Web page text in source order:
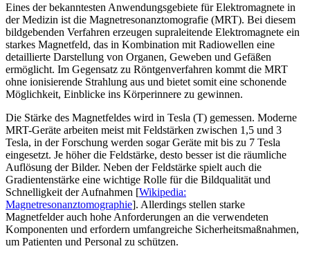
Eines der bekanntesten Anwendungsgebiete für Elektromagnete in
der Medizin ist die Magnetresonanztomografie (MRT). Bei diesem
bildgebenden Verfahren erzeugen supraleitende Elektromagnete ein
starkes Magnetfeld, das in Kombination mit Radiowellen eine
detaillierte Darstellung von Organen, Geweben und Gefäßen
ermöglicht. Im Gegensatz zu Röntgenverfahren kommt die MRT
ohne ionisierende Strahlung aus und bietet somit eine schonende
Möglichkeit, Einblicke ins Körperinnere zu gewinnen.
Die Stärke des Magnetfeldes wird in Tesla (T) gemessen. Moderne
MRT-Geräte arbeiten meist mit Feldstärken zwischen 1,5 und 3
Tesla, in der Forschung werden sogar Geräte mit bis zu 7 Tesla
eingesetzt. Je höher die Feldstärke, desto besser ist die räumliche
Auflösung der Bilder. Neben der Feldstärke spielt auch die
Gradientenstärke eine wichtige Rolle für die Bildqualität und
Schnelligkeit der Aufnahmen [Wikipedia:
Magnetresonanztomographie]. Allerdings stellen starke
Magnetfelder auch hohe Anforderungen an die verwendeten
Komponenten und erfordern umfangreiche Sicherheitsmaßnahmen,
um Patienten und Personal zu schützen.